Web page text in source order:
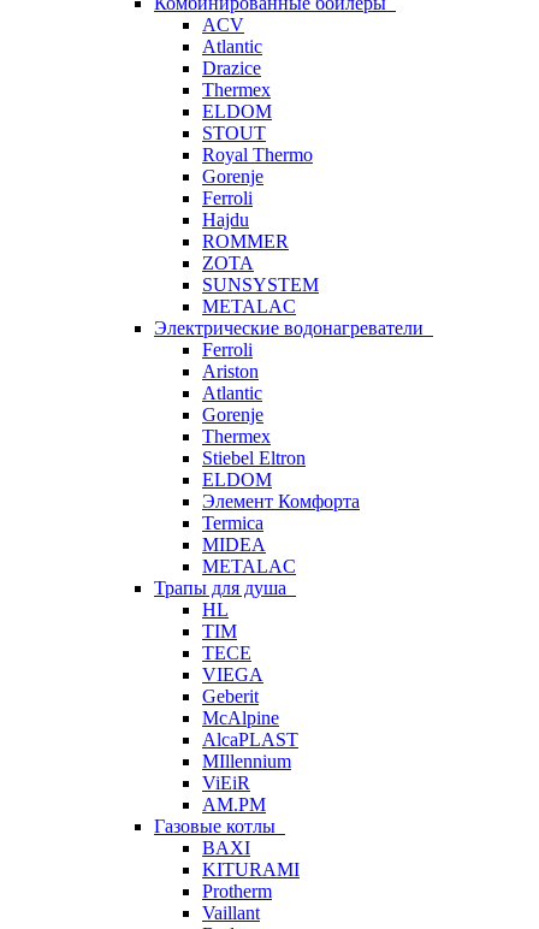
ACV
Atlantic
Drazice
Thermex
ELDOM
STOUT
Royal Thermo
Gorenje
Ferroli
Hajdu
ROMMER
ZOTA
SUNSYSTEM
METALAC
Электрические водонагреватели
Ferroli
Ariston
Atlantic
Gorenje
Thermex
Stiebel Eltron
ELDOM
Элемент Комфорта
Termica
MIDEA
METALAC
Трапы для душа
HL
TIM
TECE
VIEGA
Geberit
McAlpine
AlcaPLAST
MIllennium
ViEiR
AM.PM
Газовые котлы
BAXI
KITURAMI
Protherm
Vaillant